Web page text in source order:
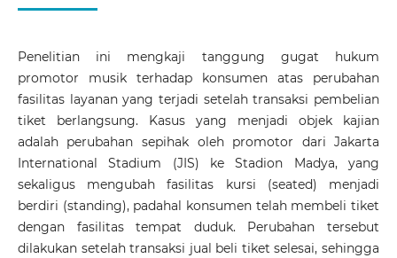
Penelitian ini mengkaji tanggung gugat hukum
promotor musik terhadap konsumen atas perubahan
fasilitas layanan yang terjadi setelah transaksi pembelian
tiket berlangsung. Kasus yang menjadi objek kajian
adalah perubahan sepihak oleh promotor dari Jakarta
International Stadium (JIS) ke Stadion Madya, yang
sekaligus mengubah fasilitas kursi (seated) menjadi
berdiri (standing), padahal konsumen telah membeli tiket
dengan fasilitas tempat duduk. Perubahan tersebut
dilakukan setelah transaksi jual beli tiket selesai, sehingga